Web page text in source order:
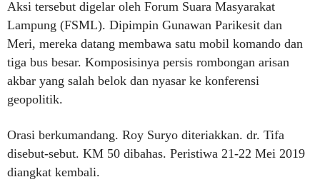
Aksi tersebut digelar oleh Forum Suara Masyarakat
Lampung (FSML). Dipimpin Gunawan Parikesit dan
Meri, mereka datang membawa satu mobil komando dan
tiga bus besar. Komposisinya persis rombongan arisan
akbar yang salah belok dan nyasar ke konferensi
geopolitik.
Orasi berkumandang. Roy Suryo diteriakkan. dr. Tifa
disebut-sebut. KM 50 dibahas. Peristiwa 21-22 Mei 2019
diangkat kembali.